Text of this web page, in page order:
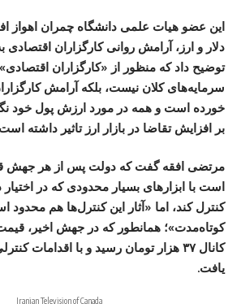
این عضو هیات علمی دانشگاه چمران اهواز
دلار و ارز، آرامش روانی کارگزاران
توضیح داد که منظور از «کارگزاران
سرمایه‌های کلان نیست، بلکه آرامش
خورده است و همه در مورد ارزش پول خود
بر افزایش تقاضا در بازار ارز تاثیر داشته
مرتضی افقه گفت که دولت پس از هر جهش
است با ابزار‌های بسیار محدودی که در اختیار
کنترل کند، اما «آثار این کنترل‌ها هم
کوتاه‌مدت»؛ همانطور که در جهش اخیر،
کانال ۳۷ هزار تومان رسید و با اقدامات
یافت.
Iranian Television of Canada